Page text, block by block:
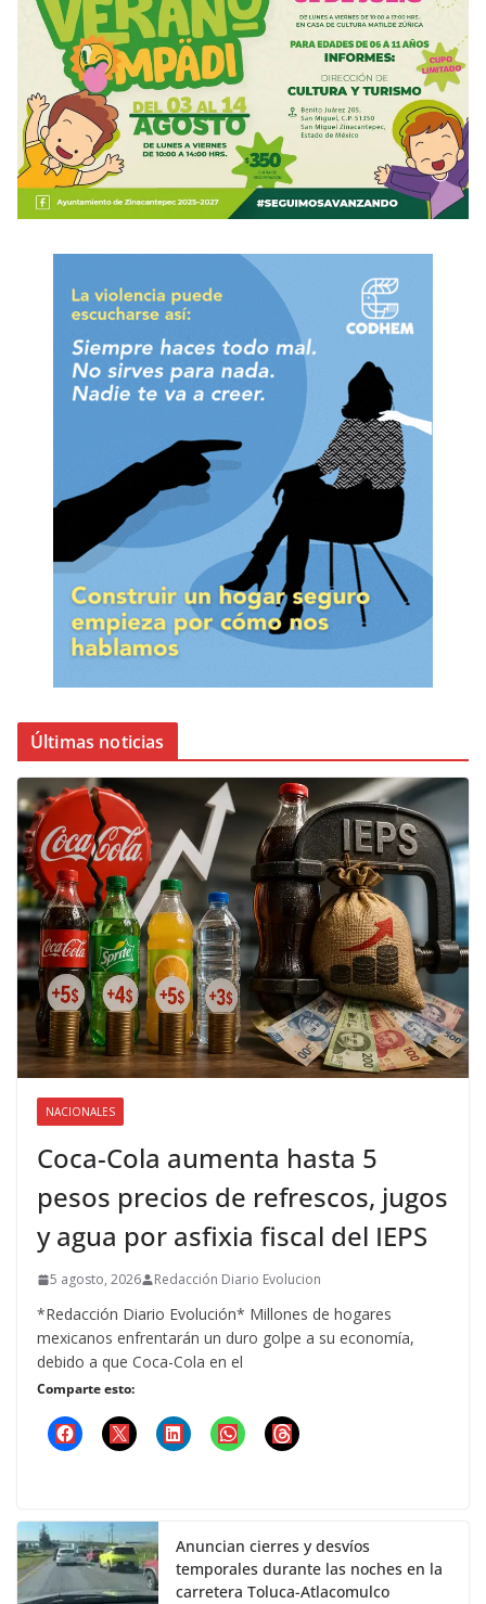
Últimas noticias
NACIONALES
Coca-Cola aumenta hasta 5
pesos precios de refrescos, jugos
y agua por asfixia fiscal del IEPS
5 agosto, 2026 Redacción Diario Evolucion
*Redacción Diario Evolución* Millones de hogares
mexicanos enfrentarán un duro golpe a su economía,
debido a que Coca-Cola en el
Comparte esto:
Anuncian cierres y desvíos
temporales durante las noches en la
carretera Toluca-Atlacomulco